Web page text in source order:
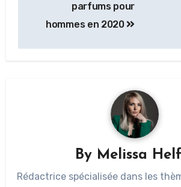
parfums pour
hommes en 2020
By Melissa
Rédactrice spécialisée dans les